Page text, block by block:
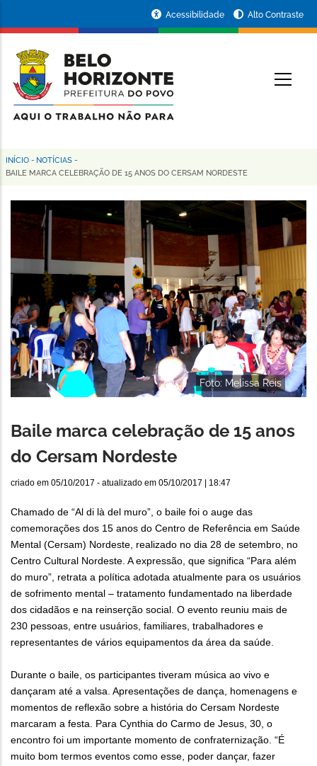
conteúdo
principal
da
Prefeitura
de
Horizonte
Acessibilidade Alto Contraste
Trilha
navegação
INÍCIO - NOTÍCIAS -
BAILE MARCA CELEBRAÇÃO DE 15 ANOS DO CERSAM NORDESTE
Foto: Melissa Reis
Baile marca celebração de 15 anos
do Cersam Nordeste
criado em 05/10/2017 - atualizado em 05/10/2017 | 18:47
Chamado de “Al di là del muro”, o baile foi o auge das
comemorações dos 15 anos do Centro de Referência em Saúde
Mental (Cersam) Nordeste, realizado no dia 28 de setembro, no
Centro Cultural Nordeste. A expressão, que significa “Para além
do muro”, retrata a política adotada atualmente para os usuários
de sofrimento mental – tratamento fundamentado na liberdade
dos cidadãos e na reinserção social. O evento reuniu mais de
230 pessoas, entre usuários, familiares, trabalhadores e
representantes de vários equipamentos da área da saúde.
Durante o baile, os participantes tiveram música ao vivo e
dançaram até a valsa. Apresentações de dança, homenagens e
momentos de reflexão sobre a história do Cersam Nordeste
marcaram a festa. Para Cynthia do Carmo de Jesus, 30, o
encontro foi um importante momento de confraternização. “É
muito bom termos eventos como esse, poder dançar, fazer